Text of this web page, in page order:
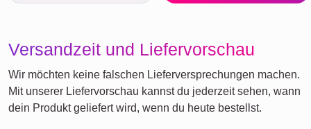
Versandzeit und Liefervorschau
Wir möchten keine falschen Lieferversprechungen machen.
Mit unserer Liefervorschau kannst du jederzeit sehen, wann
dein Produkt geliefert wird, wenn du heute bestellst.